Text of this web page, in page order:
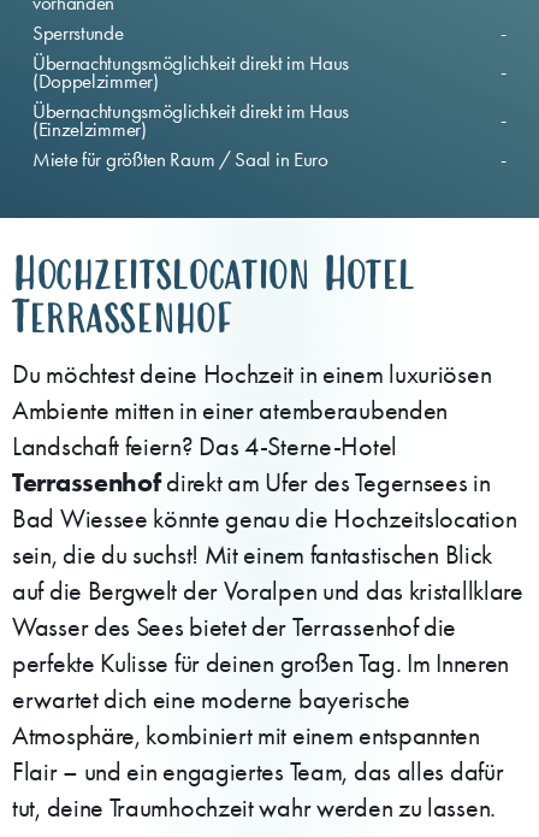
Sperrstunde
-
Übernachtungsmöglichkeit direkt im Haus
(Doppelzimmer)
-
Übernachtungsmöglichkeit direkt im Haus
(Einzelzimmer)
-
Miete für größten Raum / Saal in Euro
-
Hochzeitslocation Hotel
Terrassenhof
Du möchtest deine Hochzeit in einem luxuriösen
Ambiente mitten in einer atemberaubenden
Landschaft feiern? Das 4-Sterne-Hotel
Terrassenhofdirekt am Ufer des Tegernsees in
Bad Wiessee könnte genau die Hochzeitslocation
sein, die du suchst! Mit einem fantastischen Blick
auf die Bergwelt der Voralpen und das kristallklare
Wasser des Sees bietet der Terrassenhof die
perfekte Kulisse für deinen großen Tag. Im Inneren
erwartet dich eine moderne bayerische
Atmosphäre, kombiniert mit einem entspannten
Flair – und ein engagiertes Team, das alles dafür
tut, deine Traumhochzeit wahr werden zu lassen.